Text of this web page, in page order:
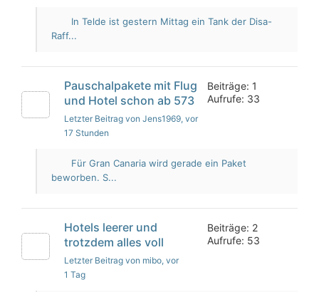
In Telde ist gestern Mittag ein Tank der Disa-
Raff...
Pauschalpakete mit Flug
und Hotel schon ab 573
Letzter Beitrag von Jens1969, vor
17 Stunden
Beiträge: 1
Aufrufe: 33
Für Gran Canaria wird gerade ein Paket
beworben. S...
Hotels leerer und
trotzdem alles voll
Letzter Beitrag von mibo, vor
1 Tag
Beiträge: 2
Aufrufe: 53